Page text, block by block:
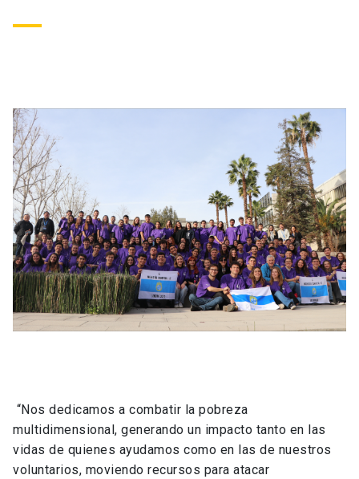
“Nos dedicamos a combatir la pobreza
multidimensional, generando un impacto tanto en las
vidas de quienes ayudamos como en las de nuestros
voluntarios, moviendo recursos para atacar